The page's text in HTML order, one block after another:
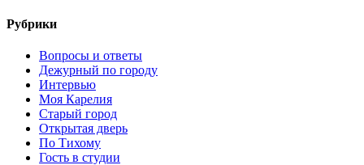
Рубрики
Вопросы и ответы
Дежурный по городу
Интервью
Моя Карелия
Старый город
Открытая дверь
По Тихому
Гость в студии